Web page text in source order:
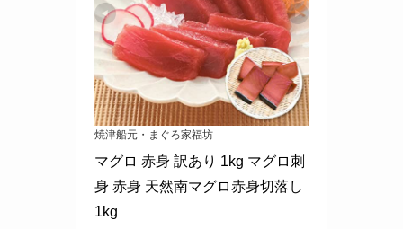
焼津船元・まぐろ家福坊
マグロ 赤身 訳あり 1kg マグロ刺
身 赤身 天然南マグロ赤身切落し
1kg